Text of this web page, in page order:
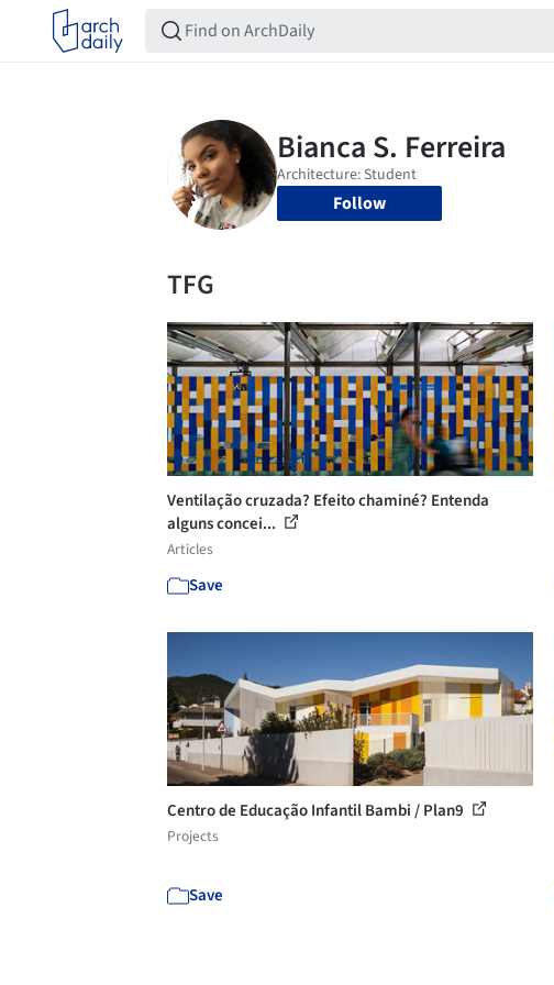
Follow
TFG
Ventilação cruzada? Efeito chaminé? Entenda
alguns concei...
Articles
Save
Centro de Educação Infantil Bambi / Plan9
Projects
Save